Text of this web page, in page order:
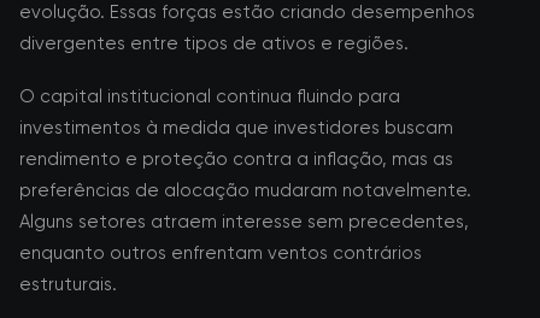
evolução. Essas forças estão criando desempenhos
divergentes entre tipos de ativos e regiões.
O capital institucional continua fluindo para
investimentos à medida que investidores buscam
rendimento e proteção contra a inflação, mas as
preferências de alocação mudaram notavelmente.
Alguns setores atraem interesse sem precedentes,
enquanto outros enfrentam ventos contrários
estruturais.